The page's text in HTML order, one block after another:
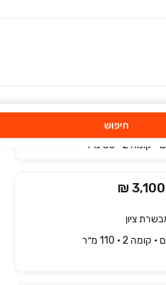
חיפושציון
₪
ציון